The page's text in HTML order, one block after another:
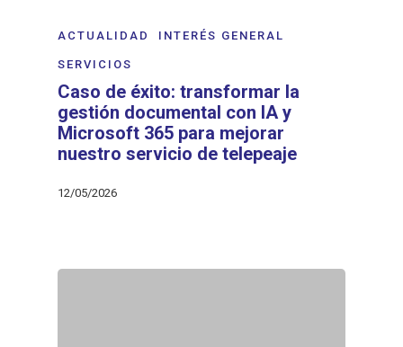
ACTUALIDAD INTERÉS GENERAL
SERVICIOS
Caso de éxito: transformar la
gestión documental con IA y
Microsoft 365 para mejorar
nuestro servicio de telepeaje
12/05/2026